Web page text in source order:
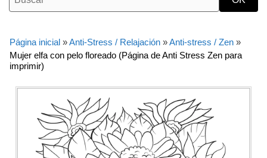
Página inicial »Anti-Stress / Relajación »Anti-stress / Zen »
Mujer elfa con pelo floreado (Página de Anti Stress Zen para
imprimir)